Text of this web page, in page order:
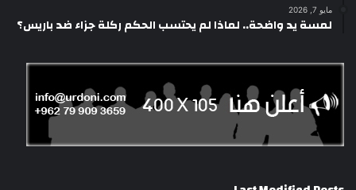
مايو 7, 2026
لمسة يد واضحة.. لماذا لم يحتسب الحكم ركلة جزاء ضد باريس؟